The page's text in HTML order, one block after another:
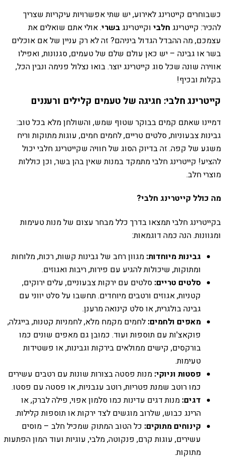
כשבוחרים קייטרינג לאירוע, יש שתי אפשרויות עיקריות שצריך
להכיר: קייטרינג חלבי וקייטרינגבשרי. אולי אתם שואלים את
עצמכם, מה ההבדל הגדול ביניהם? זה לא רק עניין של אם אוכלים
בשר או גבינה – יש כאן עולם שלם של טעמים, סגנונות, ואפילו
אווירה שונה שכל סוג קייטרינג יוצר. בואו נצלול פנימה ונבין הכל,
בקלות ובכיף!
קייטרינג חלבי: חגיגה של טעמים קלילים ורעננים
דמיינו שאתם קמים בבוקר שטוף שמש, והשולחן מלא בכל טוב:
גבינות צבעוניות, סלטים טריים, לחמים חמים, עוגות מתוקות וריח
משגע של קפה. זה בדיוק הסוג של חוויה שקייטרינג חלבי יכול
להציע! קייטרינג חלבי מתמקד במנות שאין בהן בשר, וכן כוללות
מוצרי חלב.
מה כולל קייטרינג חלבי?
בקייטרינג חלבי תמצאו בדרך כלל מבחר עצום של מנות טעימות
ומגוונות. הנה כמה דוגמאות:
גבינות מיוחדות: מגוון רחב של גבינות קשות, רכות, מלוחות
ומתוקות, שיכולות להגיע עם פירות, ריבות ואגוזים.
סלטים טריים: סלטים עם ירקות צבעוניים, עלים ירוקים,
קטניות, אגוזים ורטבים מיוחדים. תחשבו על סלט יווני עם
גבינה בולגרית, או סלט קינואה מרענן.
מאפים ולחמים: לחמים מקמח מלא, לחמניות קטנות, בייגלה,
פוקאצ'ות עם תוספות ועוד. כמובן גם מאפים שונים כמו
בורקסים, קישים ממולאים בירקות וגבינות, או פשטידות
טעימות.
פסטות וניוקי: מנות פסטה בצורות שונות עם רטבים עשירים
כמו רוטב שמנת פטריות, רוטב עגבניות, או פסטה עם פסטו.
דגים: מנות דגים עדינות כמו סלמון אפוי, פילה לברק, או
הרינג כבוש, שלרוב מוגשים לצד ירקות או תוספות קלילות.
קינוחים מתוקים: כל הטוב המתוק שמכיל חלב – מוסים
עשירים, עוגות קרם, פנקוטה, מלבי, עוגיות ועוד המון הפתעות
מתוקות.